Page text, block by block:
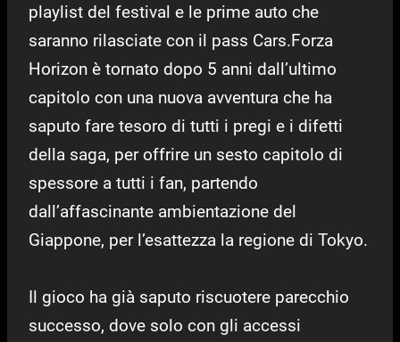
playlist del festival e le prime auto che
saranno rilasciate con il pass Cars.Forza
Horizon è tornato dopo 5 anni dall’ultimo
capitolo con una nuova avventura che ha
saputo fare tesoro di tutti i pregi e i difetti
della saga, per offrire un sesto capitolo di
spessore a tutti i fan, partendo
dall’affascinante ambientazione del
Giappone, per l’esattezza la regione di Tokyo.
Il gioco ha già saputo riscuotere parecchio
successo, dove solo con gli accessi